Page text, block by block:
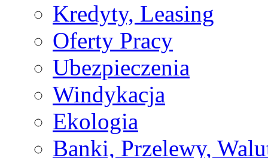
Kredyty, Leasing
Oferty Pracy
Ubezpieczenia
Windykacja
Ekologia
Banki, Przelewy,